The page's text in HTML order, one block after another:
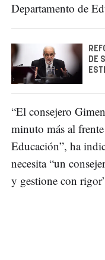
Departamento de
DE
“El consejero
minuto más al
Educación”, ha
necesita “un
y gestione con